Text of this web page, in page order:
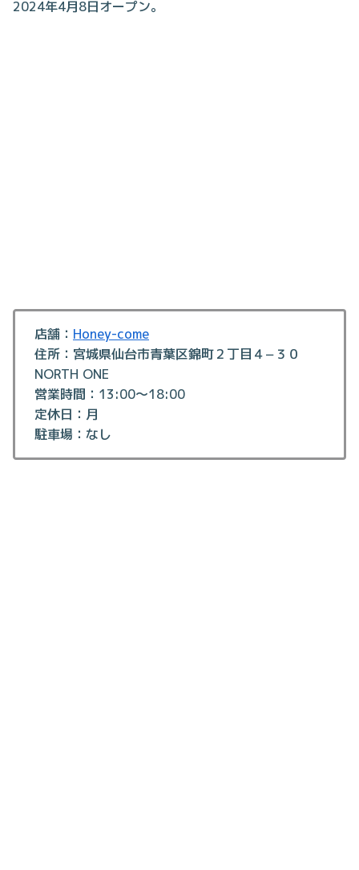
2024年4月8日オープン。
店舗： Honey-come
住所：宮城県仙台市青葉区錦町２丁目４−３０
NORTH ONE
営業時間：13:00～18:00
定休日：月
駐車場：なし